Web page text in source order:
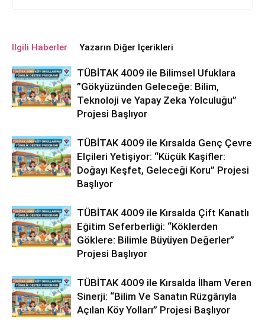
İlgili Haberler Yazarın Diğer İçerikleri
TÜBİTAK 4009 ile Bilimsel Ufuklara
”Gökyüzünden Geleceğe: Bilim,
Teknoloji ve Yapay Zeka Yolculuğu”
Projesi Başlıyor
TÜBİTAK 4009 ile Kırsalda Genç Çevre
Elçileri Yetişiyor: “Küçük Kaşifler:
Doğayı Keşfet, Geleceği Koru” Projesi
Başlıyor
TÜBİTAK 4009 ile Kırsalda Çift Kanatlı
Eğitim Seferberliği: “Köklerden
Göklere: Bilimle Büyüyen Değerler”
Projesi Başlıyor
TÜBİTAK 4009 ile Kırsalda İlham Veren
Sinerji: “Bilim Ve Sanatın Rüzgârıyla
Açılan Köy Yolları” Projesi Başlıyor